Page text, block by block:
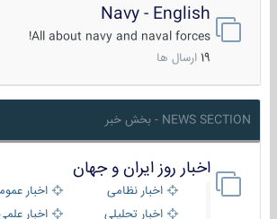
Navy - English
All about navy and naval forces!
ارسال ها
NEWS SECTION - بخش خبر
اخبار روز ایران و جهان
اخبار نظامی
اخبار عمومی
اخبار تحلیلی
اخبار علمی